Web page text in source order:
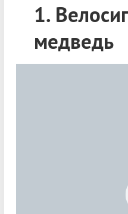
1.
медведь